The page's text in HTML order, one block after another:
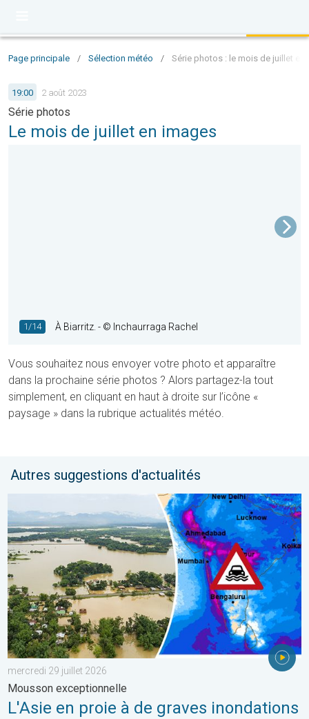
Page principale / Sélection météo / Série photos : le mois de juillet en
19:00 2 août 2023
Série photos
Le mois de juillet en images
1/14 À Biarritz. - © Inchaurraga Rachel
Vous souhaitez nous envoyer votre photo et apparaître
dans la prochaine série photos ? Alors partagez-la tout
simplement, en cliquant en haut à droite sur l’icône «
paysage » dans la rubrique actualités météo.
Autres suggestions d'actualités
L'Asie en proie à de graves inondations. Mousson
mercredi 29 juillet 2026
Mousson exceptionnelle
L'Asie en proie à de graves inondations